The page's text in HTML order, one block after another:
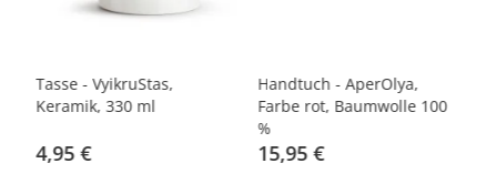
Tasse - VyikruStas,
Keramik, 330 ml
4,95 €
Handtuch - AperOlya,
Farbe rot, Baumwolle 100
%
15,95 €